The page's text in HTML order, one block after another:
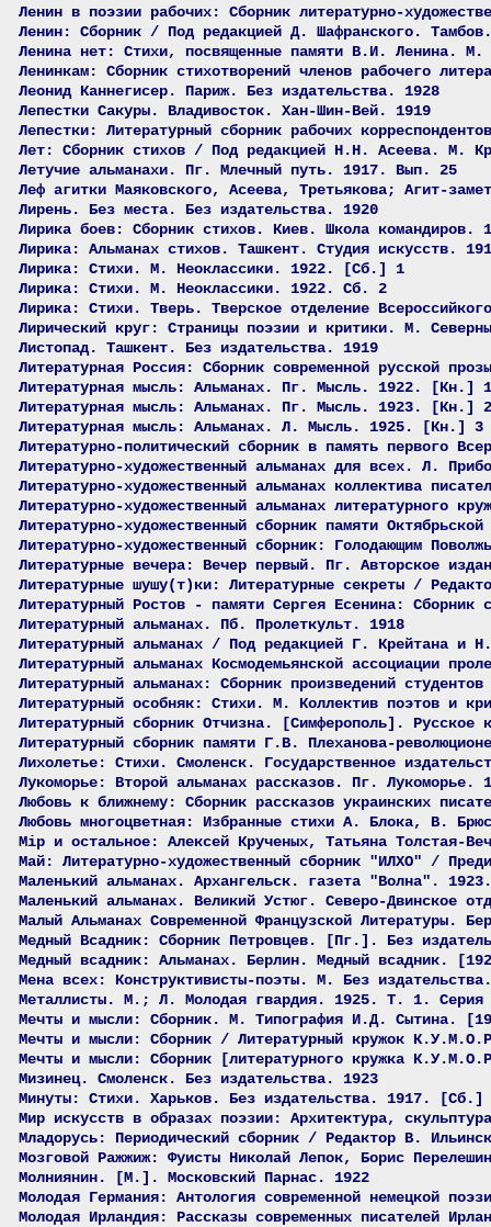
Ленин в поэзии рабочих: Сборник литературно-
Ленин: Сборник / Под редакцией Д. Шафранского.
Ленина нет: Стихи, посвященные памяти В.И. Ленина.
Ленинкам: Сборник стихотворений членов рабочего
Леонид Каннегисер. Париж. Без издательства. 1928
Лепестки Сакуры. Владивосток. Хан-Шин-Вей. 1919
Лепестки: Литературный сборник рабочих
Лет: Сборник стихов / Под редакцией Н.Н. Асеева. М.
Летучие альманахи. Пг. Млечный путь. 1917. Вып. 25
Леф агитки Маяковского, Асеева, Третьякова; Агит-
Лирень. Без места. Без издательства. 1920
Лирика боев: Сборник стихов. Киев. Школа командиров.
Лирика: Альманах стихов. Ташкент. Студия искусств.
Лирика: Стихи. М. Неоклассики. 1922. [Сб.] 1
Лирика: Стихи. М. Неоклассики. 1922. Сб. 2
Лирика: Стихи. Тверь. Тверское отделение
Лирический круг: Страницы поэзии и критики. М.
Листопад. Ташкент. Без издательства. 1919
Литературная Россия: Сборник современной русской
Литературная мысль: Альманах. Пг. Мысль. 1922. [Кн.] 1
Литературная мысль: Альманах. Пг. Мысль. 1923. [Кн.] 2
Литературная мысль: Альманах. Л. Мысль. 1925. [Кн.] 3
Литературно-политический сборник в память первого
Литературно-художественный альманах для всех. Л.
Литературно-художественный альманах коллектива
Литературно-художественный альманах литературного
Литературно-художественный сборник памяти
Литературно-художественный сборник: Голодающим
Литературные вечера: Вечер первый. Пг. Авторское
Литературные шушу(т)ки: Литературные секреты /
Литературный Ростов - памяти Сергея Есенина:
Литературный альманах. Пб. Пролеткульт. 1918
Литературный альманах / Под редакцией Г. Крейтана и
Литературный альманах Космодемьянской ассоциации
Литературный альманах: Сборник произведений
Литературный особняк: Стихи. М. Коллектив поэтов и
Литературный сборник Отчизна. [Симферополь].
Литературный сборник памяти Г.В. Плеханова-
Лихолетье: Стихи. Смоленск. Государственное
Лукоморье: Второй альманах рассказов. Пг. Лукоморье.
Любовь к ближнему: Сборник рассказов украинских
Любовь многоцветная: Избранные стихи А. Блока, В.
Мiр и остальное: Алексей Крученых, Татьяна Толстая-
Май: Литературно-художественный сборник "ИЛХО" /
Маленький альманах. Архангельск. газета "Волна".
Маленький альманах. Великий Устюг. Северо-Двинское
Малый Альманах Современной Французской Литературы.
Медный Всадник: Сборник Петровцев. [Пг.]. Без
Медный всадник: Альманах. Берлин. Медный всадник.
Мена всех: Конструктивисты-поэты. М. Без
Металлисты. М.; Л. Молодая гвардия. 1925. Т. 1. Серия
Мечты и мысли: Сборник. М. Типография И.Д. Сытина.
Мечты и мысли: Сборник / Литературный кружок
Мечты и мысли: Сборник [литературного кружка
Мизинец. Смоленск. Без издательства. 1923
Минуты: Стихи. Харьков. Без издательства. 1917. [Сб.]
Мир искусств в образах поэзии: Архитектура,
Младорусь: Периодический сборник / Редактор В.
Мозговой Ражжиж: Фуисты Николай Лепок, Борис
Молниянин. [М.]. Московский Парнас. 1922
Молодая Германия: Антология современной немецкой
Молодая Ирландия: Рассказы современных писателей